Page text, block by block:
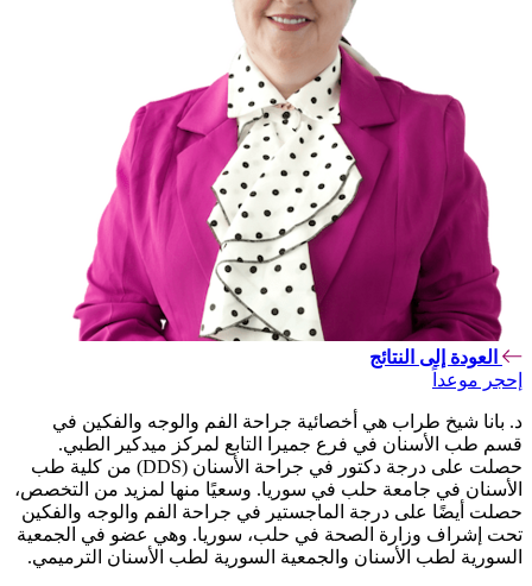
العودة إلى النتائج
إحجر موعداً
د. بانا شيخ طراب هي أخصائية جراحة الفم والوجه والفكين في
قسم طب الأسنان في فرع جميرا التابع لمركز ميدكير الطبي.
حصلت على درجة دكتور في جراحة الأسنان (DDS) من كلية طب
الأسنان في جامعة حلب في سوريا. وسعيًا منها لمزيد من التخصص،
حصلت أيضًا على درجة الماجستير في جراحة الفم والوجه والفكين
تحت إشراف وزارة الصحة في حلب، سوريا. وهي عضو في الجمعية
السورية لطب الأسنان والجمعية السورية لطب الأسنان الترميمي.